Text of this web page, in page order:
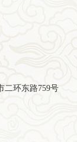
二环东路759号